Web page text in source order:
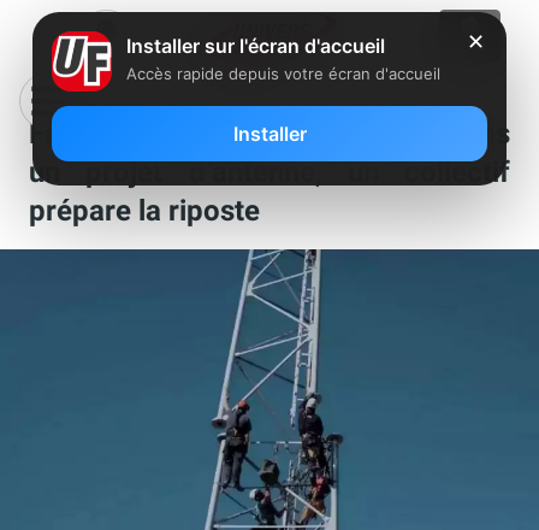
Free Mobile : privé de sa voix dans
un projet d’antenne, un collectif
prépare la riposte
✕
Installer sur l'écran d'accueil
Accès rapide depuis votre écran d'accueil
Installer